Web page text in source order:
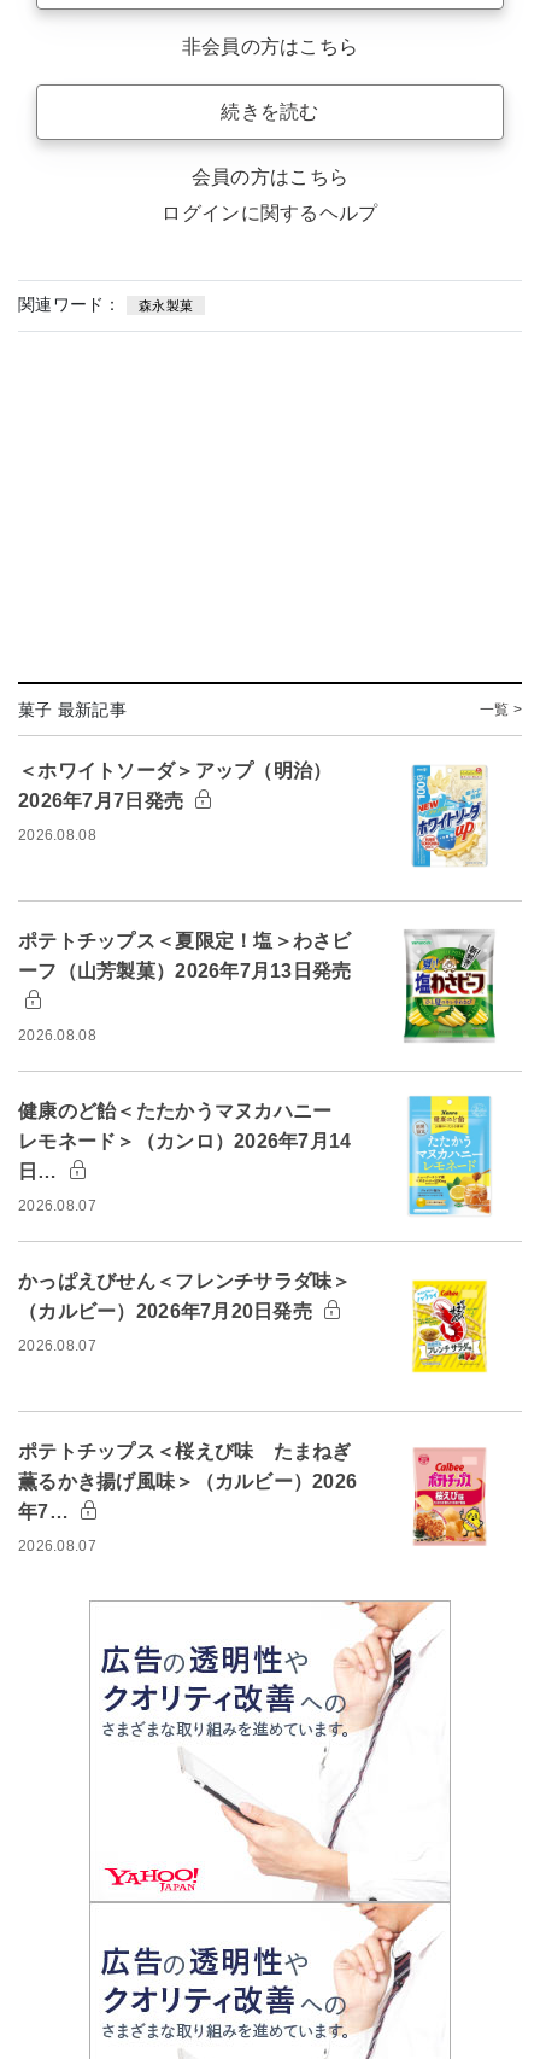
非会員の方はこちら
続きを読む
会員の方はこちら
ログインに関するヘルプ
関連ワード： 森永製菓
菓子 最新記事 一覧 >
＜ホワイトソーダ＞アップ（明治）
2026年7月7日発売
2026.08.08
ポテトチップス＜夏限定！塩＞わさビ
ーフ（山芳製菓）2026年7月13日発売
2026.08.08
健康のど飴＜たたかうマヌカハニー
レモネード＞（カンロ）2026年7月14
日…
2026.08.07
かっぱえびせん＜フレンチサラダ味＞
（カルビー）2026年7月20日発売
2026.08.07
ポテトチップス＜桜えび味 たまねぎ
薫るかき揚げ風味＞（カルビー）2026
年7…
2026.08.07